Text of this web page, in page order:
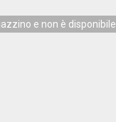
e non è disponibile.